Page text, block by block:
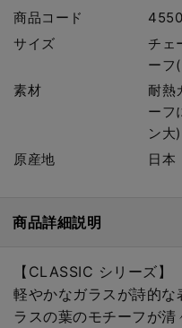
商品コード
サイズ
チェ
ーフ
素材
耐熱
ーフ
ン大)
原産地
日本
商品詳細説明
【CLASSIC シリーズ】
軽やかなガラスが詩的
ラスの葉のモチーフが